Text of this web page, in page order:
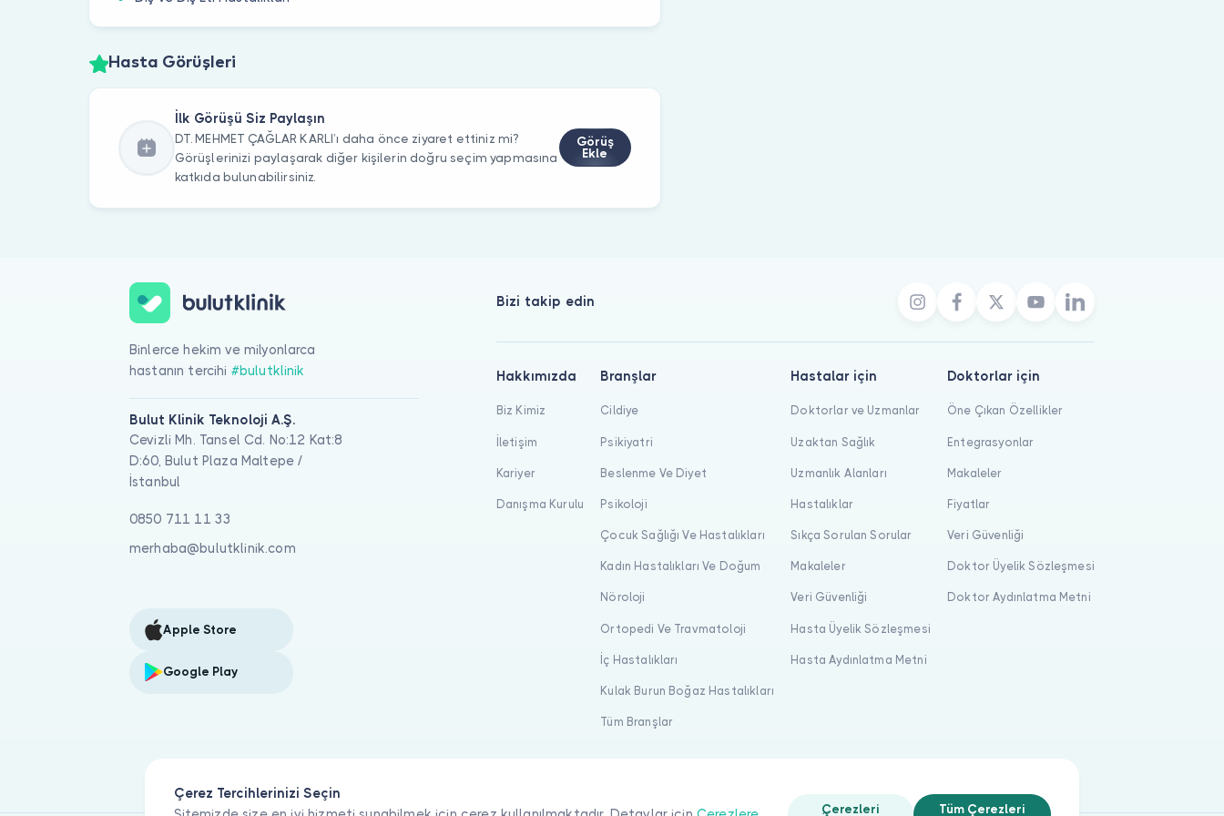
Hasta Görüşleri
İlk Görüşü Siz Paylaşın
DT. MEHMET ÇAĞLAR KARLI’ı daha önce ziyaret ettiniz mi?
Görüşlerinizi paylaşarak diğer kişilerin doğru seçim yapmasına
katkıda bulunabilirsiniz.
Görüş
Ekle
Çerez Tercihlerinizi Seçin
Çerezleri
Tüm Çerezleri
Binlerce hekim ve milyonlarca
hastanın tercihi #bulutklinik
Bulut Klinik Teknoloji A.Ş.
Cevizli Mh. Tansel Cd. No:12 Kat:8
D:60, Bulut Plaza Maltepe /
İstanbul
0850 711 11 33
merhaba@bulutklinik.com
Apple Store
Google Play
Bizi takip edin
Hakkımızda
Biz Kimiz
İletişim
Kariyer
Danışma Kurulu
Branşlar
Cildiye
Psikiyatri
Beslenme Ve Diyet
Psikoloji
Çocuk Sağlığı Ve Hastalıkları
Kadın Hastalıkları Ve Doğum
Nöroloji
Ortopedi Ve Travmatoloji
İç Hastalıkları
Kulak Burun Boğaz Hastalıkları
Tüm Branşlar
Hastalar için
Doktorlar ve Uzmanlar
Uzaktan Sağlık
Uzmanlık Alanları
Hastalıklar
Sıkça Sorulan Sorular
Makaleler
Veri Güvenliği
Hasta Üyelik Sözleşmesi
Hasta Aydınlatma Metni
Doktorlar için
Öne Çıkan Özellikler
Entegrasyonlar
Makaleler
Fiyatlar
Veri Güvenliği
Doktor Üyelik Sözleşmesi
Doktor Aydınlatma Metni